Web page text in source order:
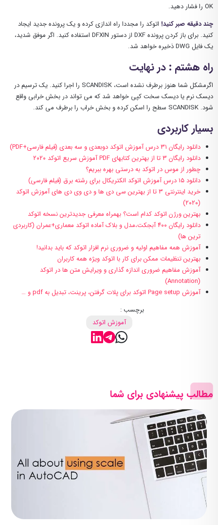
OK را فشار دهید.
چند دقیقه صبر کنید! اتوکد را مجددا راه اندازی کرده و یک پرونده جدید ایجاد
کنید. برای باز کردن پرونده DXF از دستور DFXIN استفاده کنید. اگر موفق شدید،
یک فایل DWG ذخیره خواهد شد.
راه هشتم : در نهایت
اگرمشکل شما هنوز برطرف نشده است، SCANDISK را اجرا کنید. یک ترسیم در
دیسک نرم یا دیسک سخت کپی خواهد شد که می تواند در بخش خرابی واقع
شود. SCANDISK سطح را اسکن کرده و بخش خراب را برطرف می کند.
بسیار کاربردی
دانلود رایگان ۳۱ درس آموزش اتوکد دوبعدی و سه بعدی (فیلم فارسی+PDF)
دانلود رایگان ۳ تا از بهترین کتابهای PDF آموزش سریع اتوکد ۲۰۲۰
چطور از موس در اتوکد به درستی بهره ببریم؟
دانلود ۱۵ درس آموزش اتوکد الکتریکال برای رشته برق (فیلم فارسی)
خرید اینترنتی ۳ تا از بهترین سی دی ها و دی وی دی های آموزش اتوکد
(۲۰۲۰)
بهترین ورژن اتوکد کدام است؟ بهمراه معرفی جدیدترین نسخه اتوکد
دانلود رایگان ۴۰۰ آبجکت،مدل و بلاک آماده اتوکد معماری+عمران (کاربردی
ترین ها)
آموزش همه مفاهیم اولیه و ضروری نرم افزار اتوکد که باید بدانید!
بهترین تنظیمات ممکن برای کار با اتوکد ویژه همه کاربران
آموزش مفاهیم ضروری اندازه گذاری و ویرایش متن ها در اتوکد
(Annotation)
آموزش Page setup اتوکد برای پلات گرفتن، پرینت، تبدیل به pdf و …
برچسب :
آموزش اتوکد
مطالب پیشنهادی برای شما